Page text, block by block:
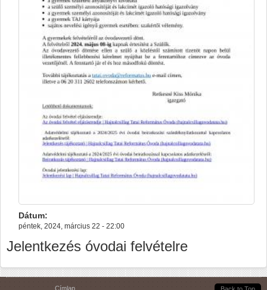
Dátum:
péntek, 2024, március 22 - 22:00
Jelentkezés óvodai felvételre
Címlap